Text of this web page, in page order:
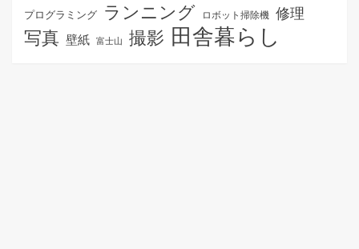
プログラミング ランニング ロボット掃除機 修理
写真 壁紙 富士山 撮影 田舎暮らし